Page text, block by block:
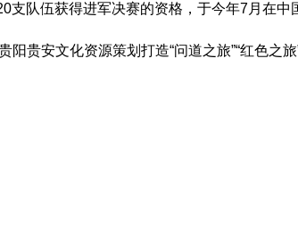
队伍获得进军决赛的资格，于今年7月在
贵安文化资源策划打造“问道之旅”“红色之